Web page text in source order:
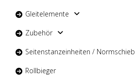
Gleitelemente
Zubehör
Seitenstanzeinheiten /
Rollbieger